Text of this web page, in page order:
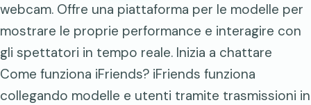
webcam. Offre una piattaforma per le modelle per
mostrare le proprie performance e interagire con
gli spettatori in tempo reale. Inizia a chattare
Come funziona iFriends? iFriends funziona
collegando modelle e utenti tramite trasmissioni in